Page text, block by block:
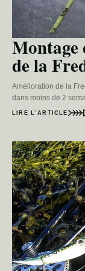
Montage
de la
Amélioration de la
dans moins de 2
LIRE L’ARTICLE